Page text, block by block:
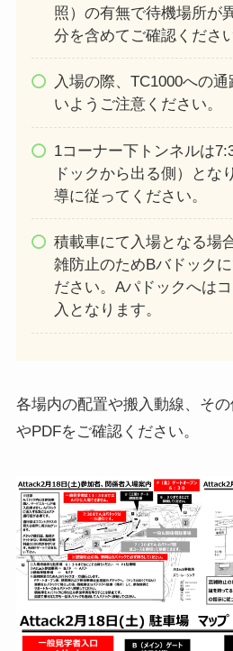
照）の有無で待機場所が
分を含めてご確認ください
入場の際、TC1000への
いようご注意ください。
1コーナー下トンネルは
ドックから出る側）とな
導に従ってください。
積載車にて入場となる場
雑防止のためBバドック
ださい。Aパドックへは
入となります。
各場内の配置や搬入動線、そ
やPDFをご確認ください。